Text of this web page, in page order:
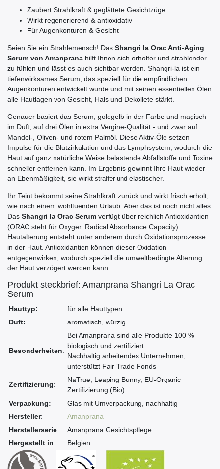
Zaubert Strahlkraft & geglättete Gesichtzüge
Wirkt regenerierend & antioxidativ
Für Augenkonturen & Gesicht
Seien Sie ein Strahlemensch! Das Shangri la Orac Anti-Aging
Serum von Amanprana hilft Ihnen sich erholter und strahlender
zu fühlen und lässt es auch sichtbar werden. Shangri-la ist ein
tiefenwirksames Serum, das speziell für die empfindlichen
Augenkonturen entwickelt wurde und mit seinen essentiellen Ölen
alle Hautlagen von Gesicht, Hals und Dekollete stärkt.
Genauer basiert das Serum, goldgelb in der Farbe und magisch
im Duft, auf drei Ölen in extra Vergine-Qualität - und zwar auf
Mandel-, Oliven- und rotem Palmöl. Diese Aktiv-Öle setzen
Impulse für die Blutzirkulation und das Lymphsystem, wodurch die
Haut auf ganz natürliche Weise belastende Abfallstoffe und Toxine
schneller entfernen kann. Im Ergebnis gewinnt Ihre Haut wieder
an Ebenmäßigkeit, sie wirkt straffer und elastischer.
Ihr Teint bekommt seine Strahlkraft zurück und wirkt frisch erholt,
wie nach einem wohltuenden Urlaub. Aber das ist noch nicht alles:
Das Shangri la Orac Serum verfügt über reichlich Antioxidantien
(ORAC steht für Oxygen Radical Absorbance Capacity).
Hautalterung entsteht unter anderem durch Oxidationsprozesse
in der Haut. Antioxidantien können dieser Oxidation
entgegenwirken, wodurch speziell die umweltbedingte Alterung
der Haut verzögert werden kann.
Produkt steckbrief: Amanprana Shangri La Orac
Serum
Hauttyp:
für alle Hauttypen
Duft:
aromatisch, würzig
Besonderheiten:
Bei Amanprana sind alle Produkte 100 %
biologisch und zertifiziert
Nachhaltig arbeitendes Unternehmen,
unterstützt Fair Trade Fonds
Zertifizierung:
NaTrue, Leaping Bunny, EU-Organic
Zertifizierung (Bio)
Verpackung:
Glas mit Umverpackung, nachhaltig
Hersteller:
Amanprana
Herstellerserie:
Amanprana Gesichtspflege
Hergestellt in: Belgien